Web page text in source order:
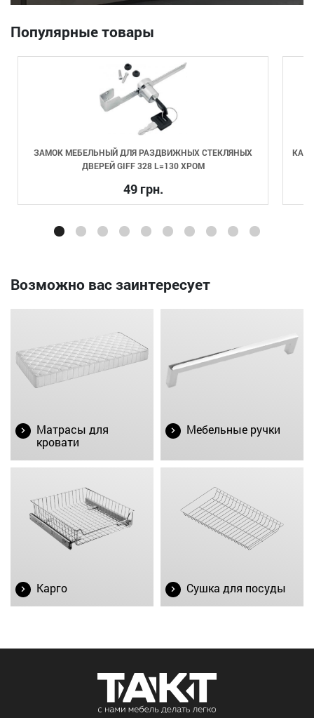
Популярные товары
ЗАМОК МЕБЕЛЬНЫЙ ДЛЯ РАЗДВИЖНЫХ СТЕКЛЯНЫХ
ДВЕРЕЙ GIFF 328 L=130 ХРОМ
49 грн.
Возможно вас заинтересует
Матрасы для
кровати
Мебельные ручки
Карго Сушка для посуды